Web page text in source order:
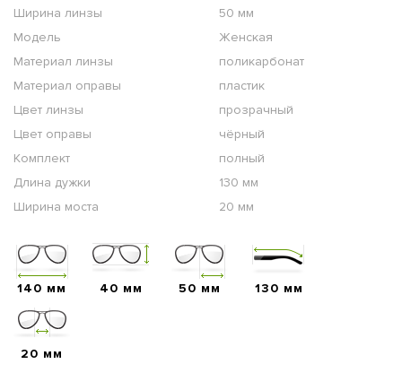
Ширина линзы
50 мм
Модель
Женская
Материал линзы
поликарбонат
Материал оправы
пластик
Цвет линзы
прозрачный
Цвет оправы
чёрный
Комплект
полный
Длина дужки
130 мм
Ширина моста
20 мм
140 мм 40 мм 50 мм 130 мм
20 мм